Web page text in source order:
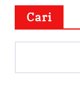
Cari